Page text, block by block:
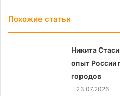
Похожие статьи
Никита
опыт России
городов
23.07.2026